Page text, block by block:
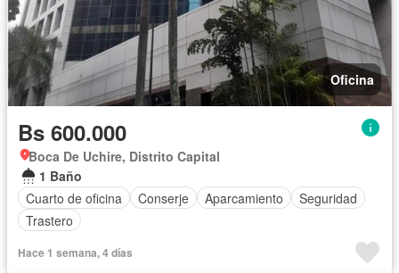
Oficina
Bs 600.000
Boca De Uchire, Distrito Capital
1 Baño
Cuarto de oficina
Conserje Aparcamiento
Seguridad
Trastero
Hace 1 semana, 4 días